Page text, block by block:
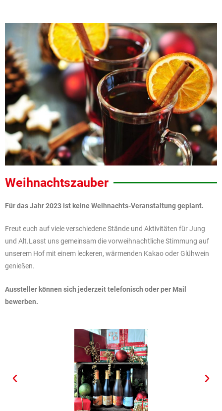
Weihnachtszauber
Für das Jahr 2023 ist keine Weihnachts-Veranstaltung geplant.
Freut euch auf viele verschiedene Stände und Aktivitäten für Jung
und Alt.Lasst uns gemeinsam die vorweihnachtliche Stimmung auf
unserem Hof mit einem leckeren, wärmenden Kakao oder Glühwein
genießen.
Aussteller können sich jederzeit telefonisch oder per Mail
bewerben.